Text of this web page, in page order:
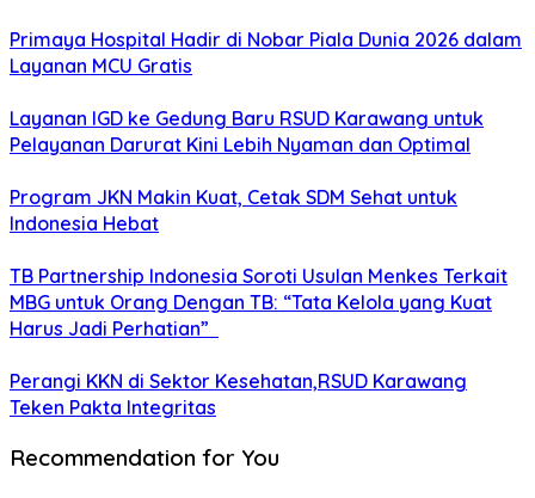
Primaya Hospital Hadir di Nobar Piala Dunia 2026 dalam
Layanan MCU Gratis
Layanan IGD ke Gedung Baru RSUD Karawang untuk
Pelayanan Darurat Kini Lebih Nyaman dan Optimal
Program JKN Makin Kuat, Cetak SDM Sehat untuk
Indonesia Hebat
TB Partnership Indonesia Soroti Usulan Menkes Terkait
MBG untuk Orang Dengan TB: “Tata Kelola yang Kuat
Harus Jadi Perhatian”
Perangi KKN di Sektor Kesehatan,RSUD Karawang
Teken Pakta Integritas
Recommendation for You